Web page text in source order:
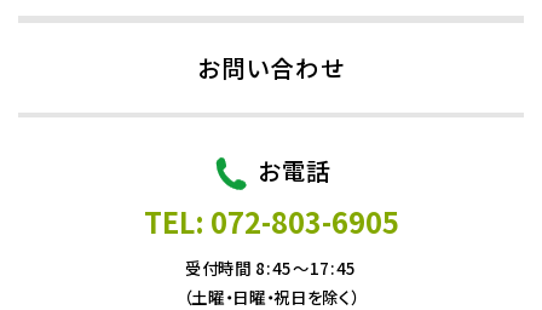
お問い合わせ
お電話
TEL: 072-803-6905
受付時間 8:45～17:45
（土曜・日曜・祝日を除く）